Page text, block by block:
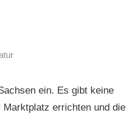
ein. Es gibt keine
errichten und die